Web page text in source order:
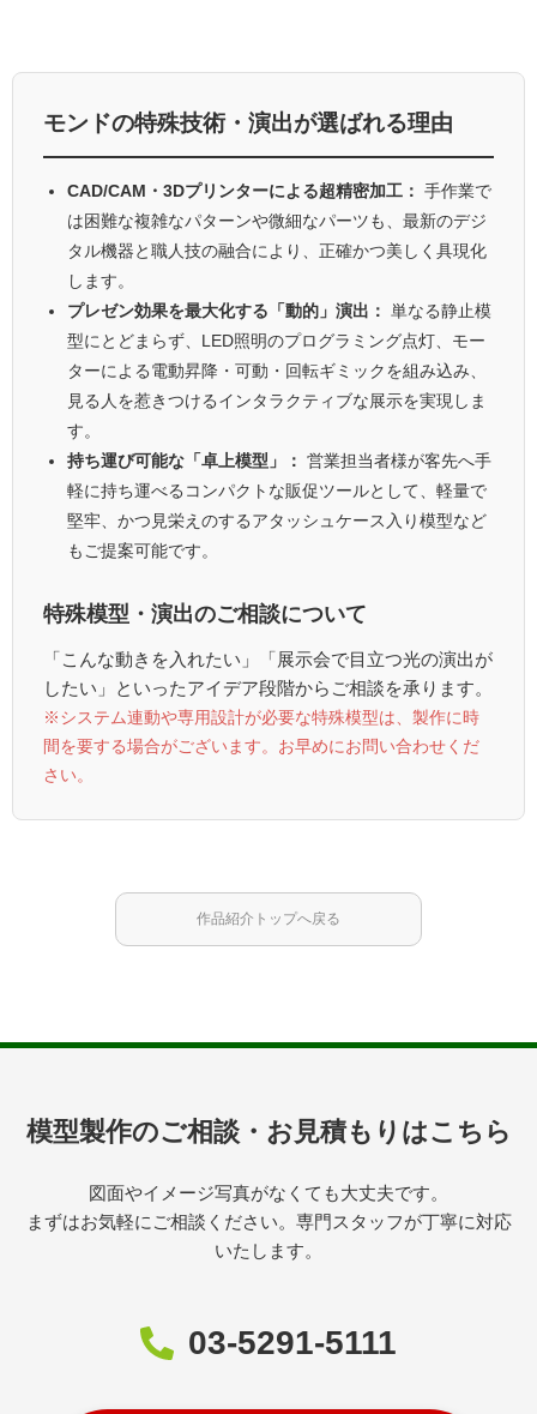
モンドの特殊技術・演出が選ばれる理由
CAD/CAM・3Dプリンターによる超精密加工： 手作業で
は困難な複雑なパターンや微細なパーツも、最新のデジ
タル機器と職人技の融合により、正確かつ美しく具現化
します。
プレゼン効果を最大化する「動的」演出： 単なる静止模
型にとどまらず、LED照明のプログラミング点灯、モー
ターによる電動昇降・可動・回転ギミックを組み込み、
見る人を惹きつけるインタラクティブな展示を実現しま
す。
持ち運び可能な「卓上模型」： 営業担当者様が客先へ手
軽に持ち運べるコンパクトな販促ツールとして、軽量で
堅牢、かつ見栄えのするアタッシュケース入り模型など
もご提案可能です。
特殊模型・演出のご相談について
「こんな動きを入れたい」「展示会で目立つ光の演出が
したい」といったアイデア段階からご相談を承ります。
※システム連動や専用設計が必要な特殊模型は、製作に時
間を要する場合がございます。お早めにお問い合わせくだ
さい。
作品紹介トップへ戻る
模型製作のご相談・お見積もりはこちら
図面やイメージ写真がなくても大丈夫です。
まずはお気軽にご相談ください。専門スタッフが丁寧に対応
いたします。
03-5291-5111